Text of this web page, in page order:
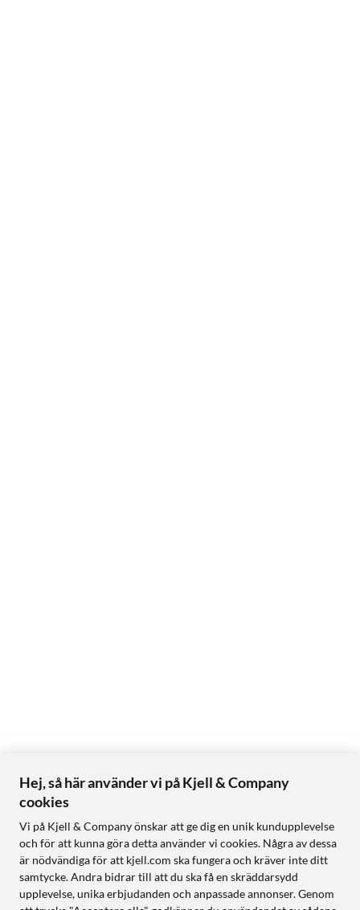
Hej, så här använder vi på Kjell & Company
cookies
Vi på Kjell & Company önskar att ge dig en unik kundupplevelse
och för att kunna göra detta använder vi cookies. Några av dessa
är nödvändiga för att kjell.com ska fungera och kräver inte ditt
samtycke. Andra bidrar till att du ska få en skräddarsydd
upplevelse, unika erbjudanden och anpassade annonser. Genom